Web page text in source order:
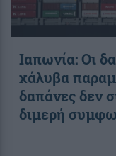
Ιαπωνία: Οι
χάλυβα
δαπάνες δεν
διμερή